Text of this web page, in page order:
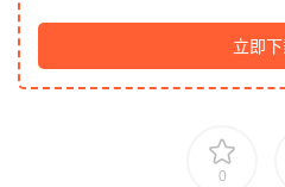
立即
0